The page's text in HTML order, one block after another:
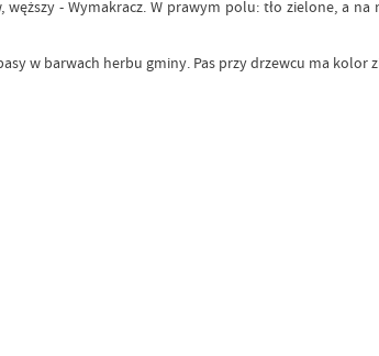
- Wymakracz. W prawym polu: tło zielone, a
w barwach herbu gminy. Pas przy drzewcu ma kolor